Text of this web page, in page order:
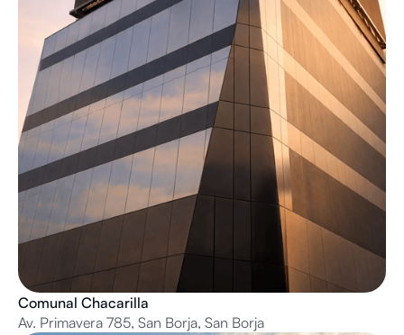
Comunal Chacarilla
Av. Primavera 785, San Borja, San Borja